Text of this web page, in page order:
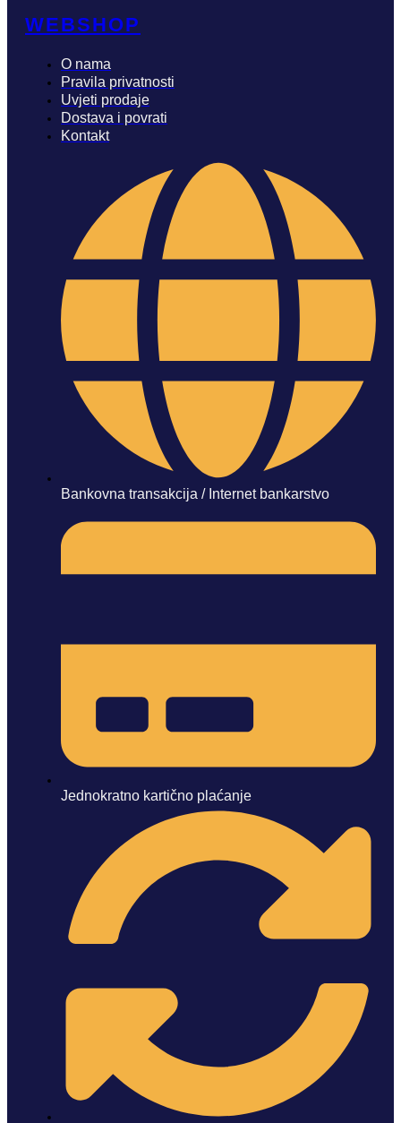
WEBSHOP
O nama
Pravila privatnosti
Uvjeti prodaje
Dostava i povrati
Kontakt
Bankovna transakcija / Internet bankarstvo
Jednokratno kartično plaćanje